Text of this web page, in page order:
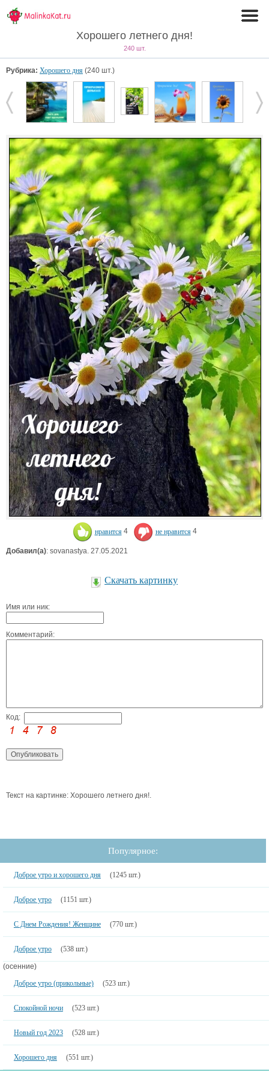
Хорошего летнего дня!
240 шт.
Рубрика: Хорошего дня (240 шт.)
нравится 4 не нравится 4
Добавил(а): sovanastya. 27.05.2021
Скачать картинку
Имя или ник:
Комментарий:
Код:
Текст на картинке: Хорошего летнего дня!.
Популярное:
Доброе утро и хорошего дня (1245 шт.)
Доброе утро (1151 шт.)
С Днем Рождения! Женщине (770 шт.)
Доброе утро (538 шт.)
(осенние)
Доброе утро (прикольные)
(523 шт.)
Спокойной ночи (523 шт.)
Новый год 2023 (528 шт.)
Хорошего дня (551 шт.)